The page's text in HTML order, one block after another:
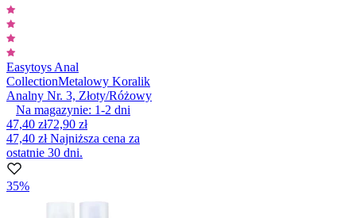
Easytoys Anal
CollectionMetalowy Koralik
Analny Nr. 3, Złoty/Różowy
Na magazynie: 1-2 dni
47,40 zł72,90 zł
47,40 złNajniższa cena za
ostatnie 30 dni.
35%